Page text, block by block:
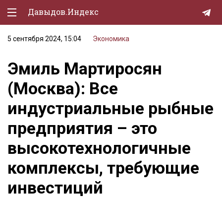
Давыдов.Индекс
Политическая жизнь
Экономика
Природа
Образование
Спорт
Культура
Lifestyle
Мурзилка
5 сентября 2024, 15:04 Экономика
Эмиль Мартиросян
(Москва): Все
индустриальные рыбные
предприятия – это
высокотехнологичные
комплексы, требующие
инвестиций